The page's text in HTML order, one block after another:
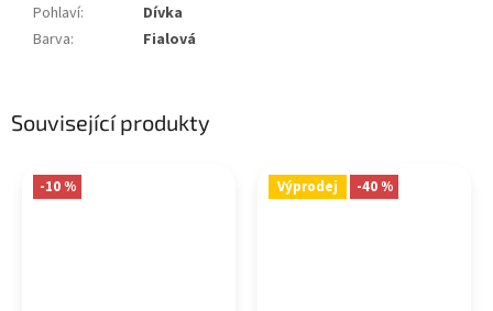
Související produkty
-10 % Výprodej -40 %
Pohlaví:
Dívka
Barva: Fialová